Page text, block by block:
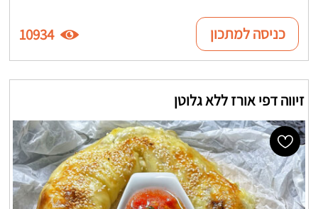
כניסה למתכון 10934
זיווה דפי אורז ללא גלוטן